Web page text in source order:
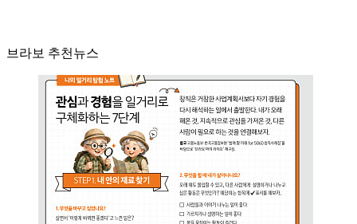
브라보 추천뉴스